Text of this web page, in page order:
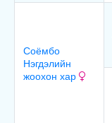
Соёмбо
Нэгдэлийн
жоохон хар